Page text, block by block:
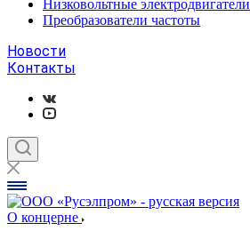
Низковольтные электродвигатели
Преобразователи частоты
Новости
Контакты
О концерне